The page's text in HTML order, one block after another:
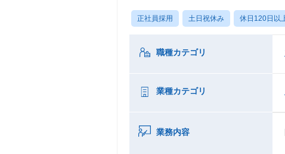
正社員採用 土日祝休み 休日120日以
職種カテゴリ
業種カテゴリ
業務内容